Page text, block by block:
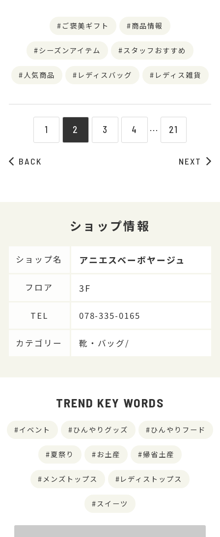
ご褒美ギフト 商品情報
シーズンアイテム スタッフおすすめ
人気商品 レディスバッグ レディス雑貨
BACK
1 2 3 4 ⋯ 21
NEXT
ショップ情報
ショップ名 アニエスベーボヤージュ
フロア 3F
TEL 078-335-0165
カテゴリー 靴・バッグ/
TREND KEY WORDS
イベント ひんやりグッズ ひんやりフード
夏祭り お土産 帰省土産
メンズトップス レディストップス
スイーツ